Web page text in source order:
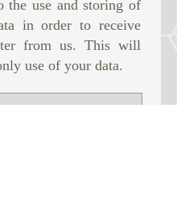
the use and storing of
in order to receive
from us. This will
use of your data.